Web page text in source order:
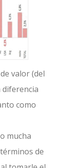
valor (del
diferencia
como
mucha
de